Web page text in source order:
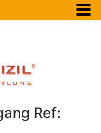
Ref: